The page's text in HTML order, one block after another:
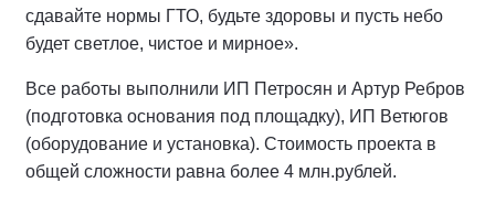
сдавайте нормы ГТО, будьте здоровы и пусть небо
будет светлое, чистое и мирное».
Все работы выполнили ИП Петросян и Артур Ребров
(подготовка основания под площадку), ИП Ветюгов
(оборудование и установка). Стоимость проекта в
общей сложности равна более 4 млн.рублей.